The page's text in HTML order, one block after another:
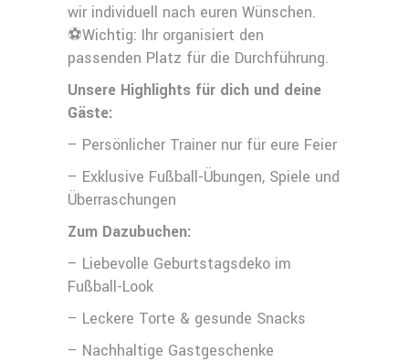
wir individuell nach euren Wünschen.
⚽️Wichtig: Ihr organisiert den
passenden Platz für die Durchführung.
Unsere Highlights für dich und deine
Gäste:
– Persönlicher Trainer nur für eure Feier
– Exklusive Fußball-Übungen, Spiele und
Überraschungen
Zum Dazubuchen:
– Liebevolle Geburtstagsdeko im
Fußball-Look
– Leckere Torte & gesunde Snacks
– Nachhaltige Gastgeschenke